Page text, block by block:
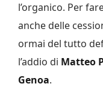
l’organico. Per
anche delle
ormai del tutto
l’addio di Matteo
Genoa.